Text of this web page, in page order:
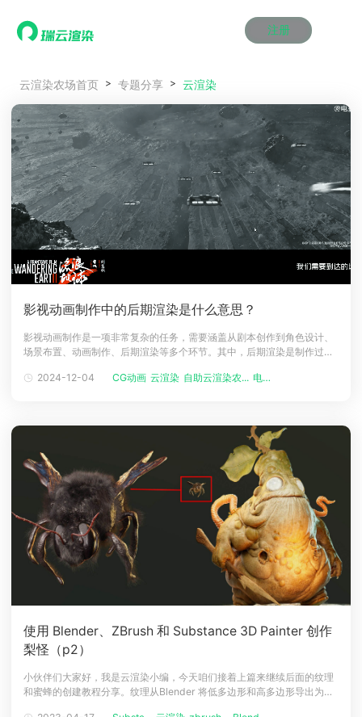
注册
产品服务
效果图渲染
云制作
云渲染管理系统
瑞兔百宝箱
AI视频插帧
效果图渲染
云制作
云渲染管理系统
瑞兔百宝箱
AI视频插帧
效果图渲染
云制作
云渲染管理系统
瑞兔百宝箱
AI视频插帧
效果图渲染
云制作
云渲染管理系统
瑞兔百宝箱
AI视频插帧
效果图渲染
云制作
云渲染管理系统
瑞兔百宝箱
AI视频插帧
效果图渲染
云制作
云渲染管理系统
瑞兔百宝箱
AI视频插帧
解决方案
Maya云渲染方案
3ds Max云渲染方案
Cinema 4D云渲染方案
Blender 云渲染方案
Maya AI渲染方案
Maya云渲染方案
3ds Max云渲染方案
Cinema 4D云渲染方案
Blender 云渲染方案
Maya AI渲染方案
Maya云渲染方案
3ds Max云渲染方案
Cinema 4D云渲染方案
Blender 云渲染方案
Maya AI渲染方案
Maya云渲染方案
3ds Max云渲染方案
Cinema 4D云渲染方案
Blender 云渲染方案
Maya AI渲染方案
Maya云渲染方案
3ds Max云渲染方案
Cinema 4D云渲染方案
Blender 云渲染方案
Maya AI渲染方案
Maya云渲染方案
3ds Max云渲染方案
Cinema 4D云渲染方案
Blender 云渲染方案
Maya AI渲染方案
价格
动画价格
效果图价格
云制作价格
动画价格
效果图价格
云制作价格
动画价格
效果图价格
云制作价格
动画价格
效果图价格
云制作价格
动画价格
效果图价格
云制作价格
动画价格
效果图价格
云制作价格
案例
资讯&赛事
新闻资讯
渲染百科
渲染大赛
泛CG交流会
新闻资讯
渲染百科
渲染大赛
泛CG交流会
新闻资讯
渲染百科
渲染大赛
泛CG交流会
新闻资讯
渲染百科
渲染大赛
泛CG交流会
新闻资讯
渲染百科
渲染大赛
泛CG交流会
新闻资讯
渲染百科
渲染大赛
泛CG交流会
特惠专区
教育优惠
教育优惠
教育优惠
教育优惠
教育优惠
教育优惠
关于我们
下载
登录
云渲染农场首页 专题分享 云渲染
影视动画制作中的后期渲染是什么意思？
影视动画制作是一项非常复杂的任务，需要涵盖从剧本创作到角色设计、
场景布置、动画制作、后期渲染等多个环节。其中，后期渲染是制作过程
腻，达到更好的视觉效果。一、后期渲染的含义后期渲染指的是影视动画
2024-12-04 CG动画 云渲染 自助云渲染农... 电影
使用 Blender、ZBrush 和 Substance 3D Painter 创作
梨怪（p2）
小伙伴们大家好，我是云渲染小编，今天咱们接着上篇来继续后面的纹理
和蜜蜂的创建教程分享。纹理从Blender 将低多边形和高多边形导出为